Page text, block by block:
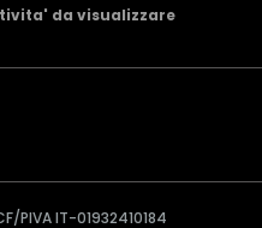
da visualizzare
PIVA IT-01932410184